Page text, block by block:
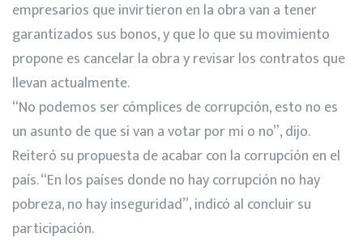
empresarios que invirtieron en la obra van a tener
garantizados sus bonos, y que lo que su movimiento
propone es cancelar la obra y revisar los contratos que
llevan actualmente.
“No podemos ser cómplices de corrupción, esto no es
un asunto de que si van a votar por mi o no”, dijo.
Reiteró su propuesta de acabar con la corrupción en el
país. “En los países donde no hay corrupción no hay
pobreza, no hay inseguridad”, indicó al concluir su
participación.